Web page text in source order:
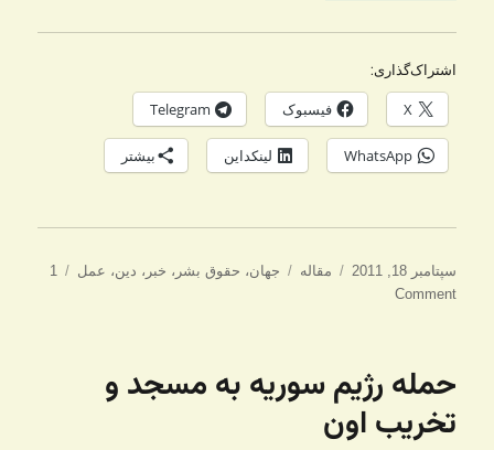
اشتراک‌گذاری:
X فیسبوک Telegram
WhatsApp لینکداین بیشتر
ارسال
شده
سپتامبر 18, 2011 دسته‌ها
مقاله برچسب‌ها
جهان، حقوق بشر ، خبر ، دین، عمل
1
Comment
حمله رژیم سوریه به مسجد و
تخریب اون